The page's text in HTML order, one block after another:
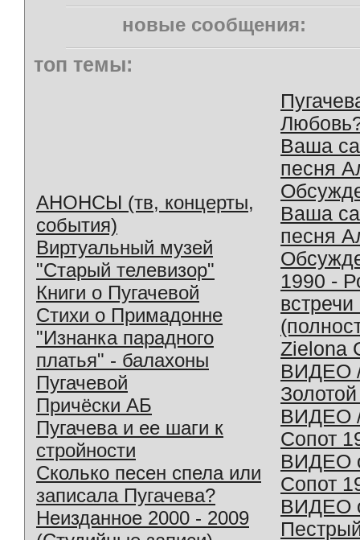
новые сообщения:
топ темы:
АНОНСЫ (тв, концерты,
события)
Виртуальный музей
"Старый телевизор"
Книги о Пугачевой
Стихи о Примадонне
"Изнанка парадного
платья" - балахоны
Пугачевой
Причёски АБ
Пугачева и ее шаги к
стройности
Сколько песен спела или
записала Пугачева?
Неизданное 2000 - 2009
Ваша
песня
Ваша
песня
1990 -
Zielona
ВИДЕО
ВИДЕО
Сопот
ВИДЕО
Сопот
ВИДЕО